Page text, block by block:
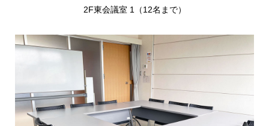
2F東会議室 1（12名まで）